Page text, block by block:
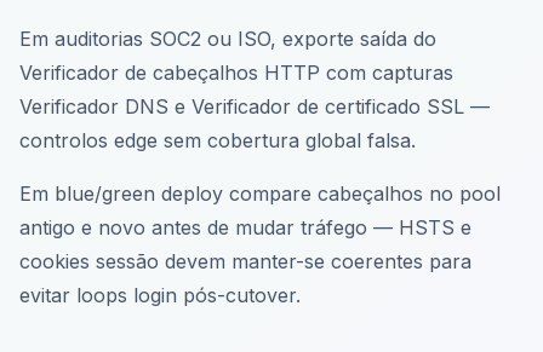
Em auditorias SOC2 ou ISO, exporte saída do
Verificador de cabeçalhos HTTP com capturas
Verificador DNS e Verificador de certificado SSL —
controlos edge sem cobertura global falsa.
Em blue/green deploy compare cabeçalhos no pool
antigo e novo antes de mudar tráfego — HSTS e
cookies sessão devem manter-se coerentes para
evitar loops login pós-cutover.